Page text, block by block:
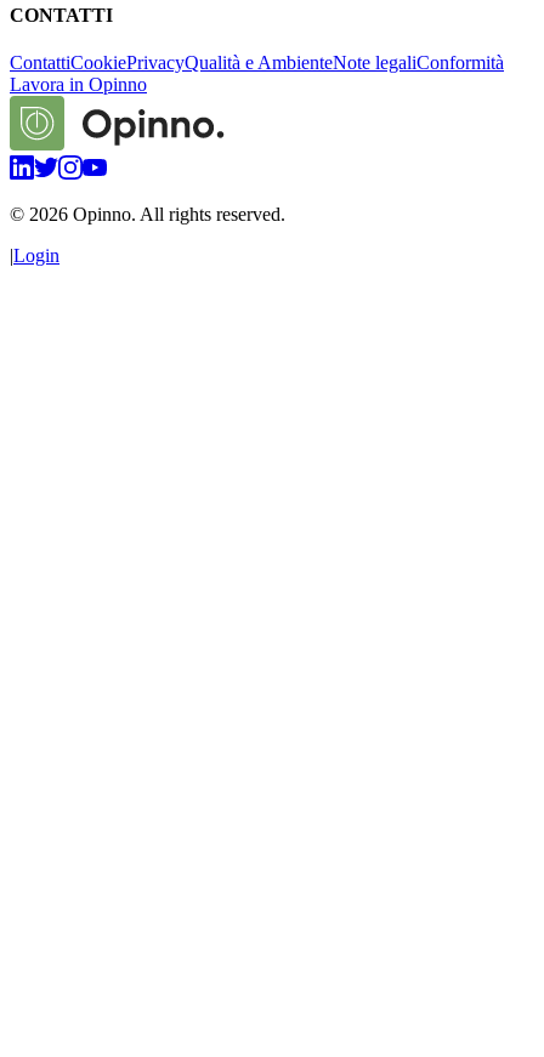
CONTATTI
ContattiCookiePrivacyQualità e AmbienteNote legaliConformità
Lavora in Opinno
© 2026 Opinno. All rights reserved.
|Login